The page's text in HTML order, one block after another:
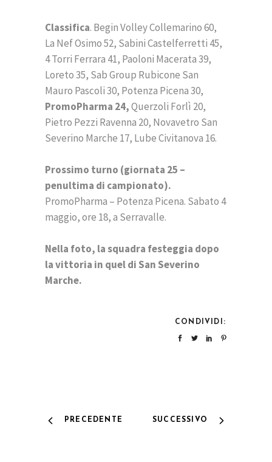
Classifica. Begin Volley Collemarino 60,
La Nef Osimo 52, Sabini Castelferretti 45,
4 Torri Ferrara 41, Paoloni Macerata 39,
Loreto 35, Sab Group Rubicone San
Mauro Pascoli 30, Potenza Picena 30,
PromoPharma 24,Querzoli Forlì 20,
Pietro Pezzi Ravenna 20, Novavetro San
Severino Marche 17, Lube Civitanova 16.
Prossimo turno (giornata 25 –
penultima di campionato).
PromoPharma – Potenza Picena. Sabato 4
maggio, ore 18, a Serravalle.
Nella foto, la squadra festeggia dopo
la vittoria in quel di San Severino
Marche.
CONDIVIDI:
PRECEDENTE SUCCESSIVO